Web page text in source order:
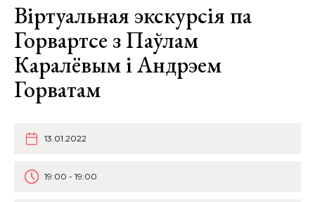
Віртуальная экскурсія па
Горвартсе з Паўлам
Каралёвым і Андрэем
Горватам
13.01.2022
19:00 - 19:00